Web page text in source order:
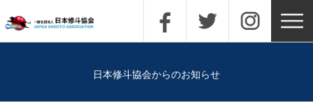
日本修斗協会からのお知らせ